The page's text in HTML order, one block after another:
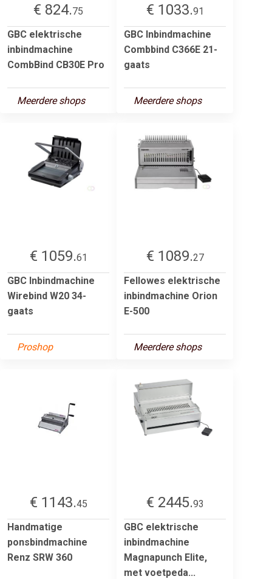
€ 824.75
GBC elektrische
inbindmachine
CombBind CB30E Pro
Meerdere shops
€ 1033.91
GBC Inbindmachine
Combbind C366E 21-
gaats
Meerdere shops
€ 1059.61
GBC Inbindmachine
Wirebind W20 34-
gaats
Proshop
€ 1089.27
Fellowes elektrische
inbindmachine Orion
E-500
Meerdere shops
€ 1143.45
Handmatige
ponsbindmachine
Renz SRW 360
€ 2445.93
GBC elektrische
inbindmachine
Magnapunch Elite,
met voetpeda...